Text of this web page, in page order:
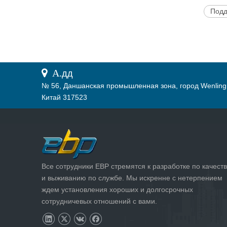
 А.дд
№ 56, Даншанская промышленная зона, город
Китай 317523
Все сотрудники EBP стремятся к разработке по
и выживанию по службе. Мы искренне с нетерпением
ждем установления хороших и долгосрочных
сотрудничевых отношений с вами.